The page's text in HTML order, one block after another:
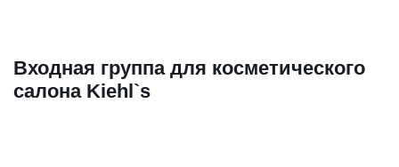
Входная группа для косметического
салона Kiehl`s